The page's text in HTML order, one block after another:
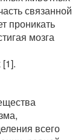
связанной
проникать
мозга
всего